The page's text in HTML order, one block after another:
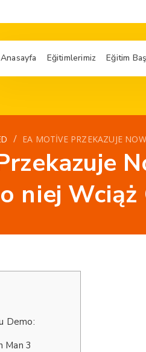
Anasayfa Eğitimlerimiz Eğitim
/ EA MOTIVE PRZEKAZUJE
niej
Demo:
Man 3